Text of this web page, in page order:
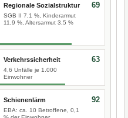
Regionale Sozialstruktur
SGB II 7,1 %, Kinderarmut
11,9 %, Altersarmut 3,5 %
69
Verkehrssicherheit
4,6 Unfälle je 1.000
Einwohner
63
Schienenlärm
EBA: ca. 10 Betroffene, 0,1
92